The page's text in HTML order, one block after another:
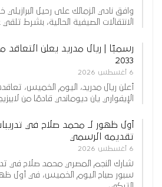
وافق نادي الزمالك على رحيل البرازيلي
الانتقالات الصيفية الحالية، بشرط
رسميًا | ريال مدريد يعلن التعاقد
2033
6 أغسطس 2026
أعلن ريال مدريد، اليوم الخميس،
الإيفواري يان ديوماندي قادمًا من
أول ظهور لـ محمد صلاح في
تقديمه الرسمي
6 أغسطس 2026
شارك النجم المصري محمد صلاح في
سبور صباح اليوم الخميس، في أول